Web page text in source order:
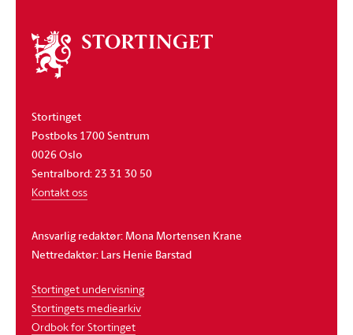
Om
stortinget
Stortinget
Postboks 1700 Sentrum
0026 Oslo
Sentralbord: 23 31 30 50
Kontakt oss
Ansvarlig redaktør: Mona Mortensen Krane
Nettredaktør: Lars Henie Barstad
Stortinget undervisning
Stortingets mediearkiv
Ordbok for Stortinget